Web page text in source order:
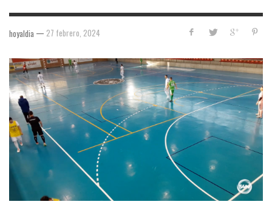
hoyaldia — 27 febrero, 2024